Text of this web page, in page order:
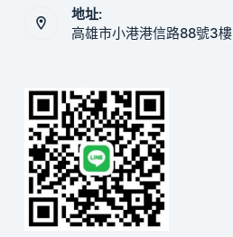
地址:
高雄市小港港信路88號3樓